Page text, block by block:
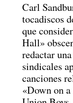
Carl
tocadiscos
que
Hall»
redactar
sindicales
canciones
«Down on